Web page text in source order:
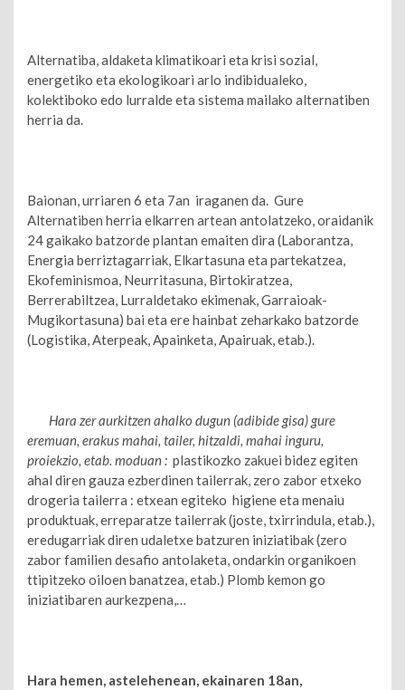
Alternatiba, aldaketa klimatikoari eta krisi sozial,
energetiko eta ekologikoari arlo indibidualeko,
kolektiboko edo lurralde eta sistema mailako alternatiben
herria da.
Baionan, urriaren 6 eta 7an iraganen da. Gure
Alternatiben herria elkarren artean antolatzeko, oraidanik
24 gaikako batzorde plantan emaiten dira (Laborantza,
Energia berriztagarriak, Elkartasuna eta partekatzea,
Ekofeminismoa, Neurritasuna, Birtokiratzea,
Berrerabiltzea, Lurraldetako ekimenak, Garraioak-
Mugikortasuna) bai eta ere hainbat zeharkako batzorde
(Logistika, Aterpeak, Apainketa, Apairuak, etab.).
Hara zer aurkitzen ahalko dugun (adibide gisa) gure
eremuan, erakus mahai, tailer, hitzaldi, mahai inguru,
proiekzio, etab. moduan : plastikozko zakuei bidez egiten
ahal diren gauza ezberdinen tailerrak, zero zabor etxeko
drogeria tailerra : etxean egiteko higiene eta menaiu
produktuak, erreparatze tailerrak (joste, txirrindula, etab.),
eredugarriak diren udaletxe batzuren iniziatibak (zero
zabor familien desafio antolaketa, ondarkin organikoen
ttipitzeko oiloen banatzea, etab.) Plomb kemon go
iniziatibaren aurkezpena,…
Hara hemen, astelehenean, ekainaren 18an,